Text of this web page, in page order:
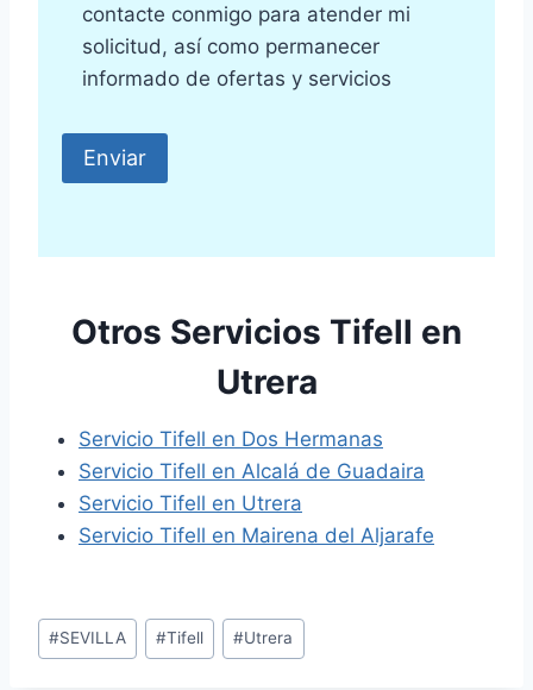
contacte conmigo para atender mi
solicitud, así como permanecer
informado de ofertas y servicios
Otros Servicios Tifell en
Utrera
Servicio Tifell en Dos Hermanas
Servicio Tifell en Alcalá de Guadaira
Servicio Tifell en Utrera
Servicio Tifell en Mairena del Aljarafe
Etiquetas
de
#SEVILLA #Tifell #Utrera